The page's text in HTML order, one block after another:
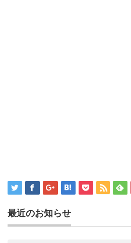
最近のお知らせ